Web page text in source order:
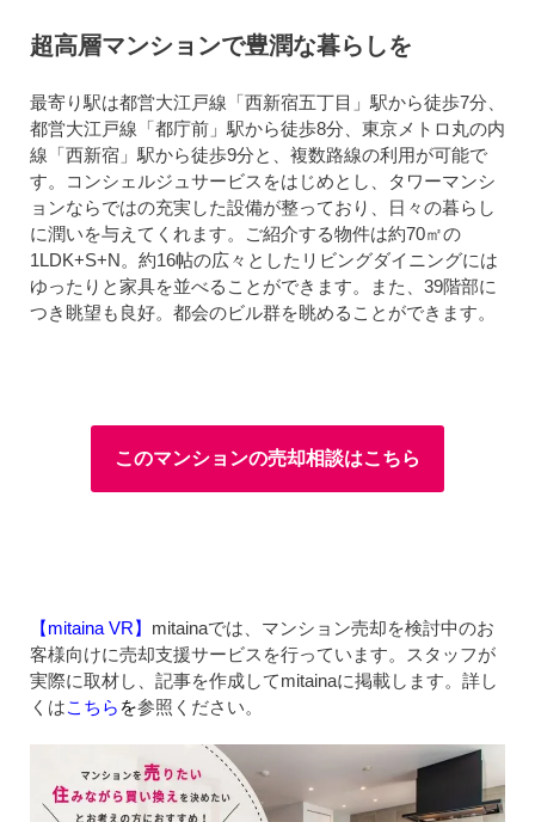
超高層マンションで豊潤な暮らしを
最寄り駅は都営大江戸線「西新宿五丁目」駅から徒歩7分、
都営大江戸線「都庁前」駅から徒歩8分、東京メトロ丸の内
線「西新宿」駅から徒歩9分と、複数路線の利用が可能で
す。コンシェルジュサービスをはじめとし、タワーマンシ
ョンならではの充実した設備が整っており、日々の暮らし
に潤いを与えてくれます。ご紹介する物件は約70㎡の
1LDK+S+N。約16帖の広々としたリビングダイニングには
ゆったりと家具を並べることができます。また、39階部に
つき眺望も良好。都会のビル群を眺めることができます。
このマンションの売却相談はこちら
【mitaina VR】 mitainaでは、マンション売却を検討中のお
客様向けに売却支援サービスを行っています。スタッフが
実際に取材し、記事を作成してmitainaに掲載します。詳し
くはこちら を参照ください。